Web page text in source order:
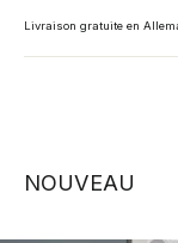
Livraison gratuite en
NOUVEAU